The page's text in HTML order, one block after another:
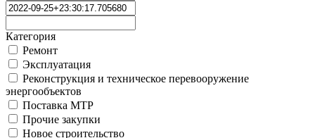
Категория
Ремонт
Эксплуатация
Реконструкция и техническое перевооружение
энергообъектов
Поставка МТР
Прочие закупки
Новое строительство